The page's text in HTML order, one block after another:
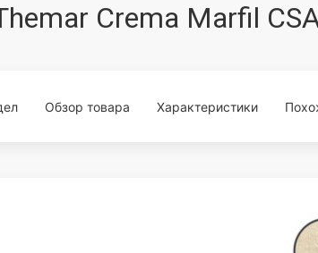
Crema Marfil
Обзор товара Характеристики